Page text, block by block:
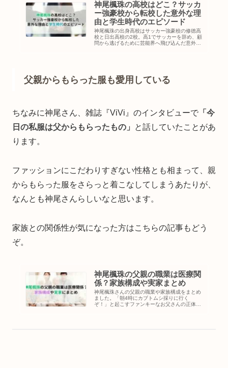
神尾楓珠の高校はどこ？サッカ
ー強豪校から転校した意外な理
由と学生時代のエピソード
神尾楓珠の出身高校はサッカー強豪校の修徳高
校と日出高校の2校。高1でサッカーを辞め、顧
問から逃げるために芸能界へ飛び込んだ意外な
父親からもらった服も愛用している
ちなみに神尾さん、雑誌『ViVi』のインタビューで 「今
日の私服は父からもらったもの」
と話していたことがあ
ります。
ファッションにこだわりすぎない性格とも相まって、親
からもらった服をさらっと着こなしてしまうあたりが、
なんとも神尾さんらしいなと思います。
家族との関係性が気になった方はこちらの記事もどう
ぞ。
神尾楓珠の父親の職業は医療関
係？家族構成や実家まとめ
神尾楓珠さんの父親の職業や家族構成をまとめ
ました。「朝4時にカブトムシ採りに行く
ぞ！」と起こすファンキーなお父さんの正体